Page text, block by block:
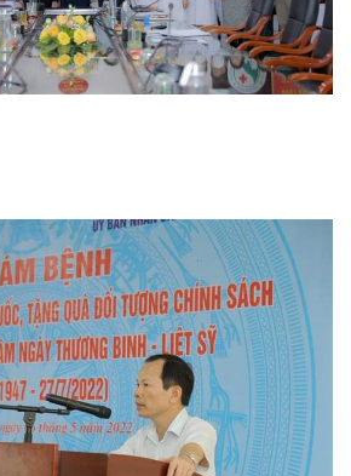
Thi đua khen thưởng